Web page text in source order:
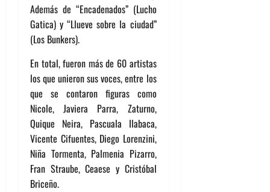
Además de “Encadenados” (Lucho
Gatica) y “Llueve sobre la ciudad”
(Los Bunkers).
En total, fueron más de 60 artistas
los que unieron sus voces, entre los
que se contaron figuras como
Nicole, Javiera Parra, Zaturno,
Quique Neira, Pascuala Ilabaca,
Vicente Cifuentes, Diego Lorenzini,
Niña Tormenta, Palmenia Pizarro,
Fran Straube, Ceaese y Cristóbal
Briceño.